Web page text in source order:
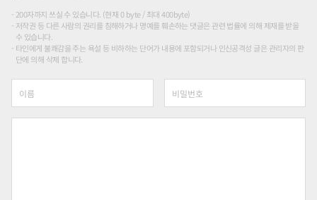
200자까지 쓰실 수 있습니다. (현재 0 byte / 최대 400byte)
저작권 등 다른 사람의 권리를 침해하거나 명예를 훼손하는 댓글은 관련 법률에 의해 제재를 받을
수 있습니다.
타인에게 불쾌감을 주는 욕설 등 비하하는 단어가 내용에 포함되거나 인신공격성 글은 관리자의 판
단에 의해 삭제 합니다.